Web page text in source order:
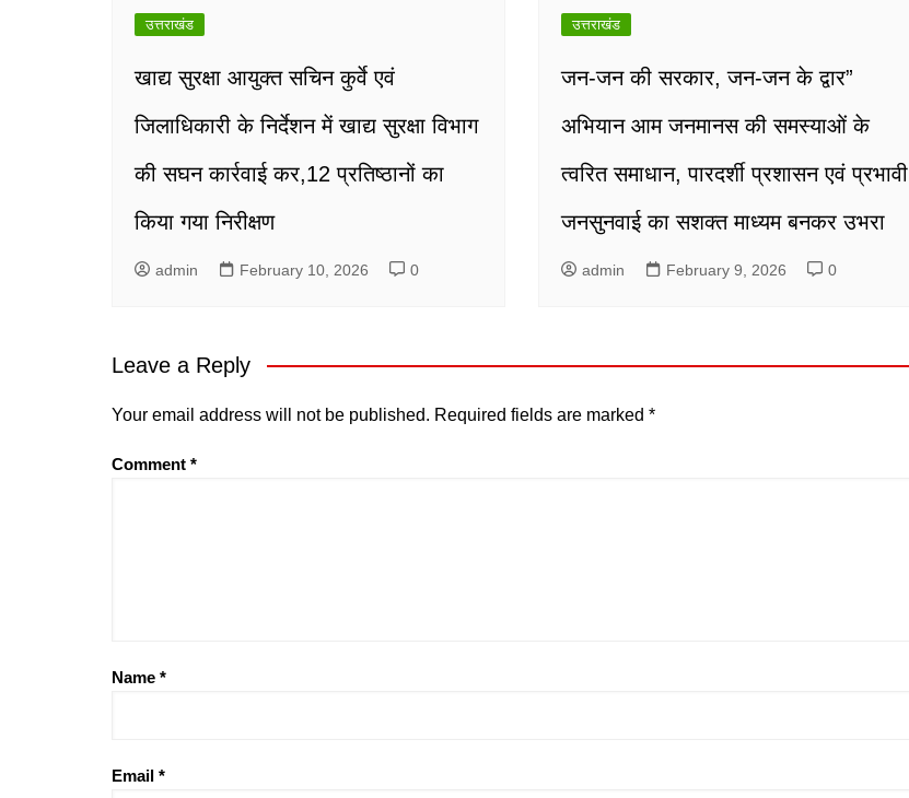
उत्तराखंड
खाद्य सुरक्षा आयुक्त सचिन कुर्वे एवं
जिलाधिकारी के निर्देशन में खाद्य सुरक्षा विभाग
की सघन कार्रवाई कर,12 प्रतिष्ठानों का
किया गया निरीक्षण
admin February 10, 2026 0
उत्तराखंड
जन-जन की सरकार, जन-जन के द्वार”
अभियान आम जनमानस की समस्याओं के
त्वरित समाधान, पारदर्शी प्रशासन एवं प्रभावी
जनसुनवाई का सशक्त माध्यम बनकर उभरा
admin February 9, 2026 0
Leave a Reply
Your email address will not be published. Required fields are marked *
Comment *
Name *
Email *